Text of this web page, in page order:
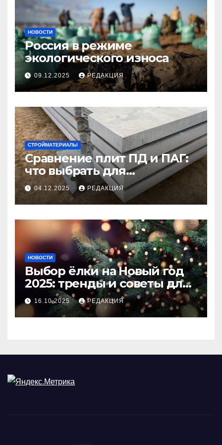
НОВОСТИ
Россия в режиме
экологического износа
09.12.2025 РЕДАКЦИЯ
СТРОЙМАТЕРИАЛЫ
Сравнение плит ПД и ПАГ:
что выбрать для
долговечного и прочного
покрытия
04.12.2025 РЕДАКЦИЯ
НОВОСТИ
Выбор ёлки на Новый год
2025: тренды и советы для
идеального праздника
16.10.2025 РЕДАКЦИЯ